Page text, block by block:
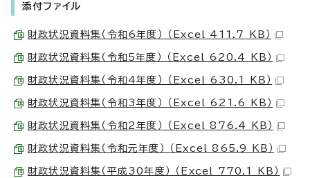
添付ファイル
財政状況資料集（令和6年度） （Excel 411.7 KB）
財政状況資料集（令和5年度） （Excel 620.4 KB）
財政状況資料集（令和4年度） （Excel 630.1 KB）
財政状況資料集（令和3年度） （Excel 621.6 KB）
財政状況資料集（令和2年度） （Excel 876.4 KB）
財政状況資料集（令和元年度） （Excel 865.9 KB）
財政状況資料集（平成30年度） （Excel 770.1 KB）